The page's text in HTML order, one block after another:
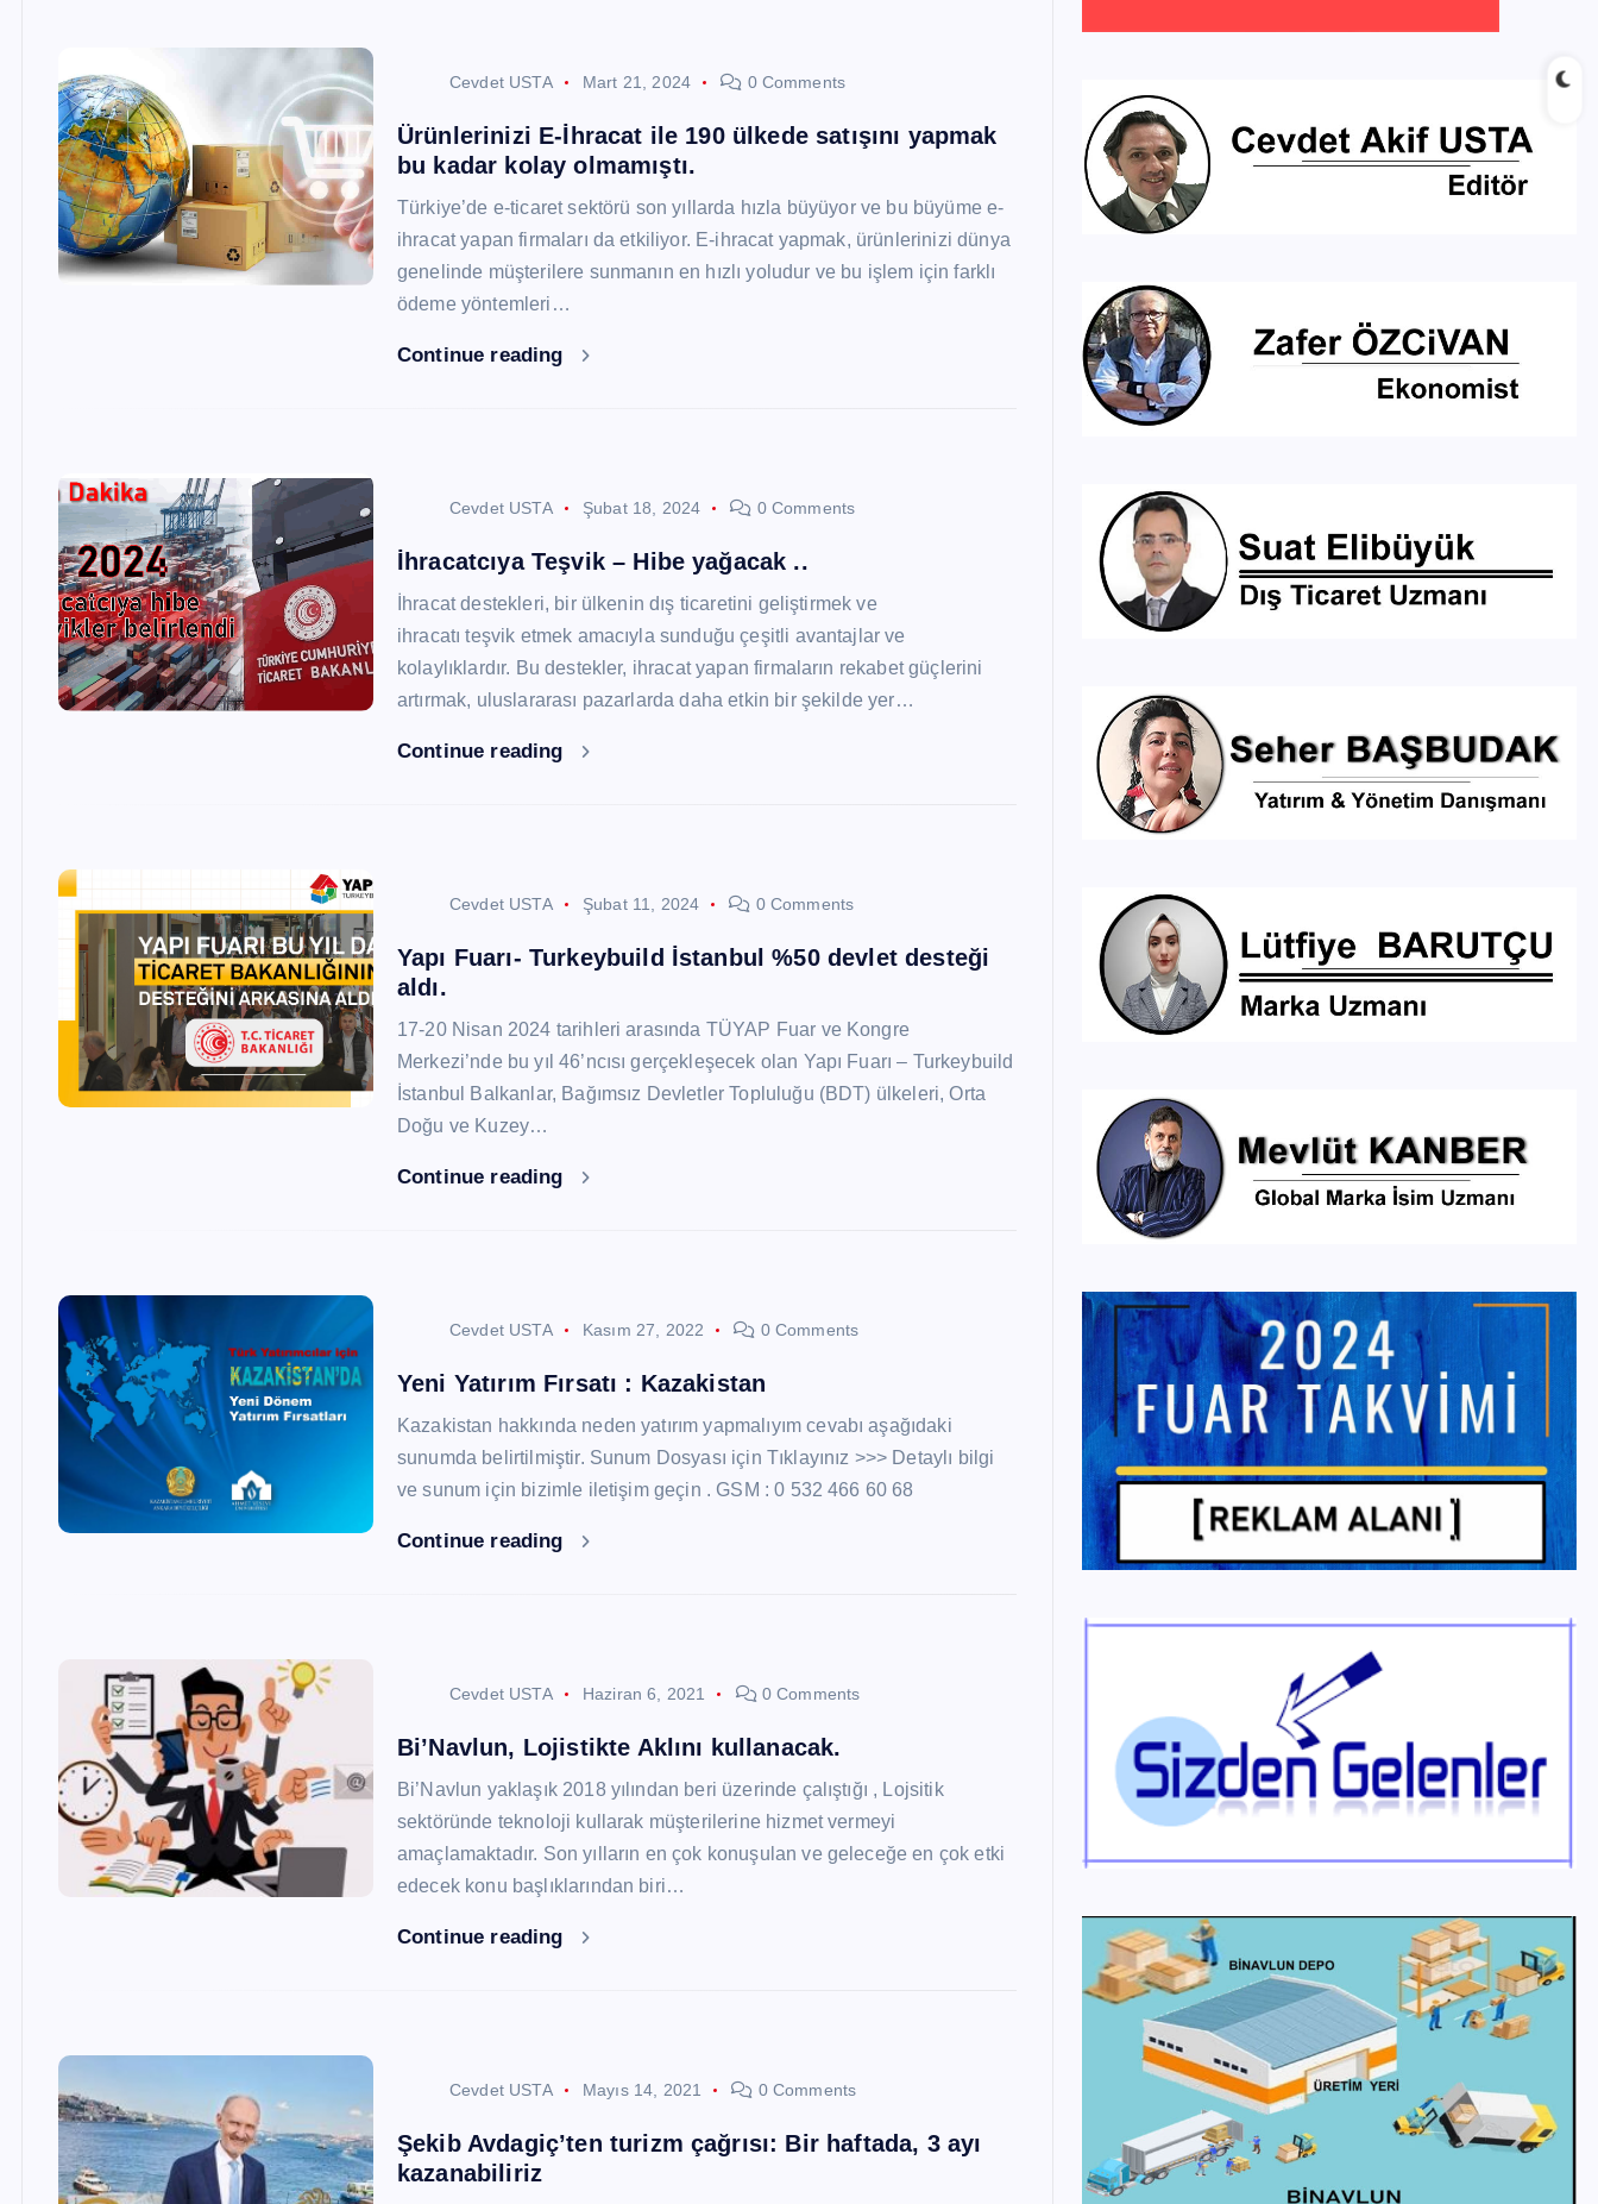
Cevdet USTA Mart 21, 2024 0 Comments
Ürünlerinizi E-İhracat ile 190 ülkede satışını yapmak
bu kadar kolay olmamıştı.
Türkiye’de e-ticaret sektörü son yıllarda hızla büyüyor ve bu büyüme e-
ihracat yapan firmaları da etkiliyor. E-ihracat yapmak, ürünlerinizi dünya
genelinde müşterilere sunmanın en hızlı yoludur ve bu işlem için farklı
ödeme yöntemleri…
Continue reading
Cevdet USTA Şubat 18, 2024 0 Comments
İhracatcıya Teşvik – Hibe yağacak ..
İhracat destekleri, bir ülkenin dış ticaretini geliştirmek ve
ihracatı teşvik etmek amacıyla sunduğu çeşitli avantajlar ve
kolaylıklardır. Bu destekler, ihracat yapan firmaların rekabet güçlerini
artırmak, uluslararası pazarlarda daha etkin bir şekilde yer…
Continue reading
Cevdet USTA Şubat 11, 2024 0 Comments
Yapı Fuarı- Turkeybuild İstanbul %50 devlet desteği
aldı.
17-20 Nisan 2024 tarihleri arasında TÜYAP Fuar ve Kongre
Merkezi’nde bu yıl 46’ncısı gerçekleşecek olan Yapı Fuarı – Turkeybuild
İstanbul Balkanlar, Bağımsız Devletler Topluluğu (BDT) ülkeleri, Orta
Doğu ve Kuzey…
Continue reading
Cevdet USTA Kasım 27, 2022 0 Comments
Yeni Yatırım Fırsatı : Kazakistan
Kazakistan hakkında neden yatırım yapmalıyım cevabı aşağıdaki
sunumda belirtilmiştir. Sunum Dosyası için Tıklayınız >>> Detaylı bilgi
ve sunum için bizimle iletişim geçin . GSM : 0 532 466 60 68
Continue reading
Cevdet USTA Haziran 6, 2021 0 Comments
Bi’Navlun, Lojistikte Aklını kullanacak.
Bi’Navlun yaklaşık 2018 yılından beri üzerinde çalıştığı , Lojsitik
sektöründe teknoloji kullarak müşterilerine hizmet vermeyi
amaçlamaktadır. Son yılların en çok konuşulan ve geleceğe en çok etki
edecek konu başlıklarından biri…
Continue reading
Cevdet USTA Mayıs 14, 2021 0 Comments
Şekib Avdagiç’ten turizm çağrısı: Bir haftada, 3 ayı
kazanabiliriz